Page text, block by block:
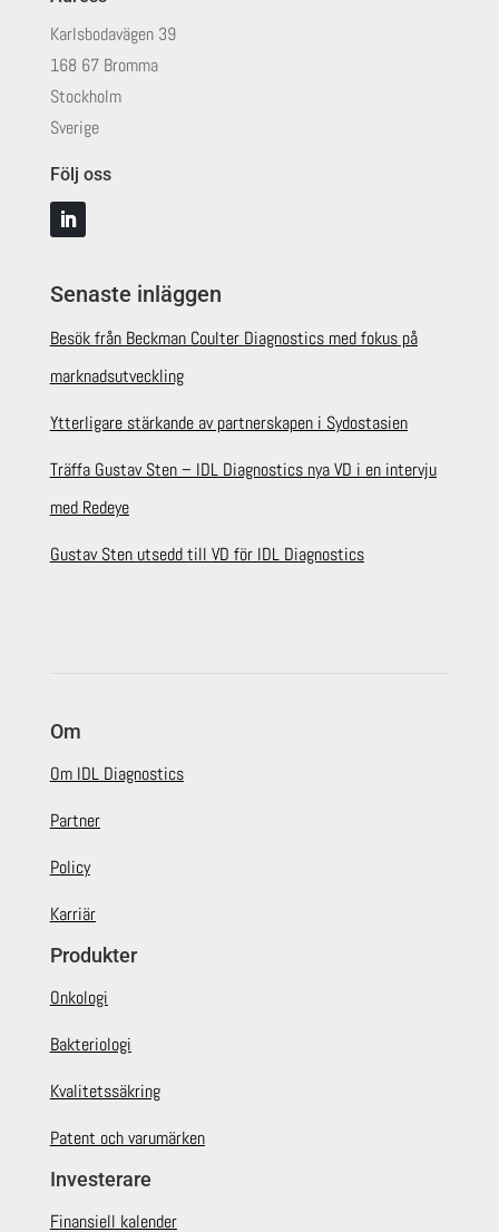
Karlsbodavägen 39
168 67 Bromma
Stockholm
Sverige
Följ oss
Senaste inläggen
Besök från Beckman Coulter Diagnostics med fokus på
marknadsutveckling
Ytterligare stärkande av partnerskapen i Sydostasien
Träffa Gustav Sten – IDL Diagnostics nya VD i en intervju
med Redeye
Gustav Sten utsedd till VD för IDL Diagnostics
Om
Om IDL Diagnostics
Partner
Policy
Karriär
Produkter
Onkologi
Bakteriologi
Kvalitetssäkring
Patent och varumärken
Investerare
Finansiell kalender